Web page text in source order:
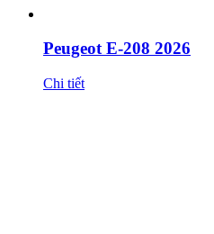
Peugeot E-208 2026
Chi tiết